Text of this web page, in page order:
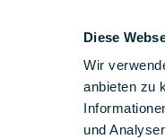
Diese
Wir
anbieten zu
und
+ 49 (0) 9225 95500